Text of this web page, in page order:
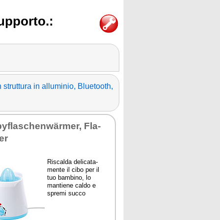
in alluminio, Bluetooth,
Fla­
Ri­scal­da de­li­ca­ta­
men­te il ci­bo per il
tuo bam­bi­no, lo
man­tie­ne cal­do e
spre­mi suc­co